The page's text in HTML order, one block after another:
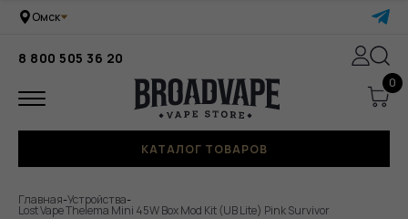
Омск
8 800 505 36 20
0
КАТАЛОГ ТОВАРОВ
Главная-Устройства-
Lost Vape Thelema Mini 45W Box Mod Kit (UB Lite) Pink Survivor